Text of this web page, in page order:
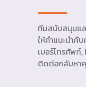
ทีมสนับสนุนแล
ให้คำแนะนำกั
เบอร์โทรศัพท์,
ติดต่อกลับหา